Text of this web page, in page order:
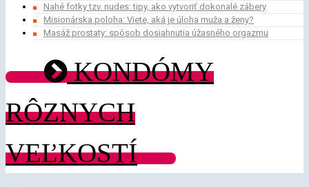
Nahé fotky tzv. nudes: tipy, ako vytvoriť dokonalé zábery
Misionárska poloha: Viete, aká je úloha muža a ženy?
Masáž prostaty: spôsob dosiahnutia úžasného orgazmu
KONDÓMY
RÔZNYCH
VEĽKOSTÍ